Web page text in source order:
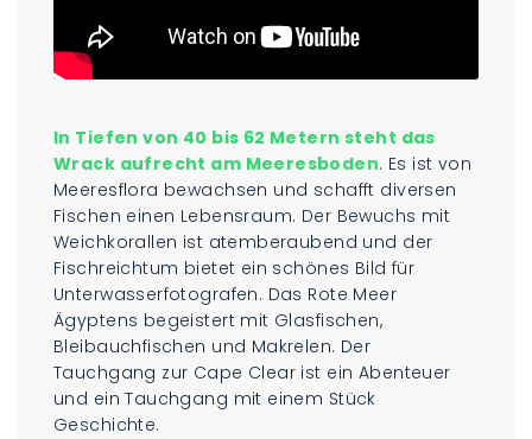
In Tiefen von 40 bis 62 Metern steht das
Wrack aufrecht am Meeresboden. Es ist von
Meeresflora bewachsen und schafft diversen
Fischen einen Lebensraum. Der Bewuchs mit
Weichkorallen ist atemberaubend und der
Fischreichtum bietet ein schönes Bild für
Unterwasserfotografen. Das Rote Meer
Ägyptens begeistert mit Glasfischen,
Bleibauchfischen und Makrelen. Der
Tauchgang zur Cape Clear ist ein Abenteuer
und ein Tauchgang mit einem Stück
Geschichte.